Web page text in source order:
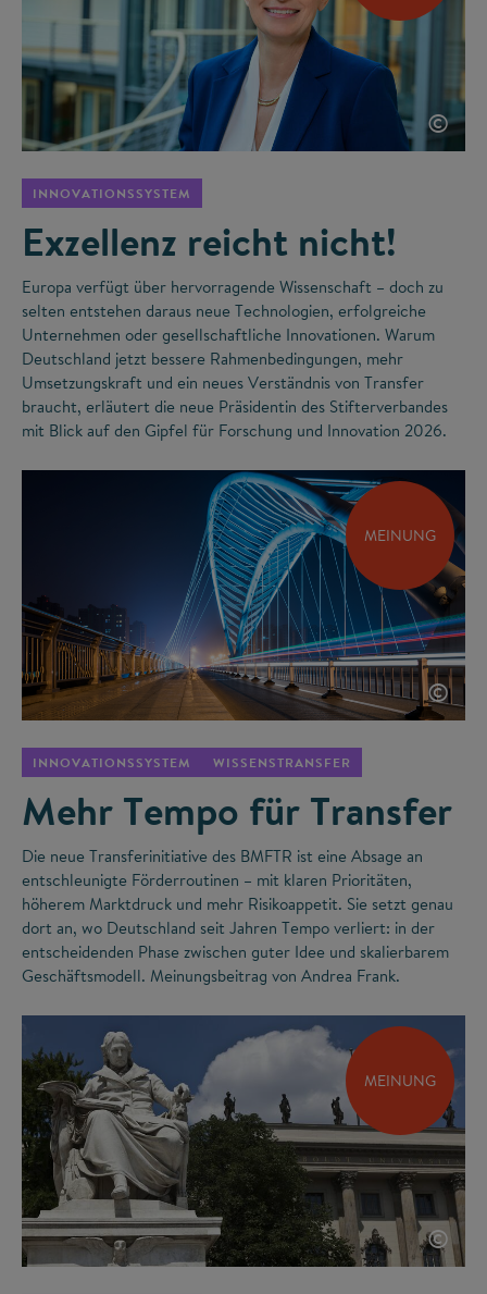
©
INNOVATIONSSYSTEM
Exzellenz reicht nicht!
Europa verfügt über hervorragende Wissenschaft – doch zu
selten entstehen daraus neue Technologien, erfolgreiche
Unternehmen oder gesellschaftliche Innovationen. Warum
Deutschland jetzt bessere Rahmenbedingungen, mehr
Umsetzungskraft und ein neues Verständnis von Transfer
braucht, erläutert die neue Präsidentin des Stifterverbandes
mit Blick auf den Gipfel für Forschung und Innovation 2026.
MEINUNG
©
INNOVATIONSSYSTEM WISSENSTRANSFER
Mehr Tempo für Transfer
Die neue Transferinitiative des BMFTR ist eine Absage an
entschleunigte Förderroutinen – mit klaren Prioritäten,
höherem Marktdruck und mehr Risikoappetit. Sie setzt genau
dort an, wo Deutschland seit Jahren Tempo verliert: in der
entscheidenden Phase zwischen guter Idee und skalierbarem
Geschäftsmodell. Meinungsbeitrag von Andrea Frank.
MEINUNG
©